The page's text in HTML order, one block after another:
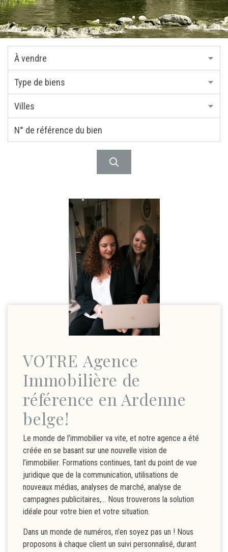
À vendre
Type de biens
Villes
VOTRE Agence
Immobilière de
référence en Ardenne
belge!
Le monde de l’immobilier va vite, et notre agence a été
créée en se basant sur une nouvelle vision de
l’immobilier. Formations continues, tant du point de vue
juridique que de la communication, utilisations de
nouveaux médias, analyses de marché, analyse de
campagnes publicitaires,... Nous trouverons la solution
idéale pour votre bien et votre situation.
Dans un monde de numéros, n’en soyez pas un ! Nous
proposons à chaque client un suivi personnalisé, durant